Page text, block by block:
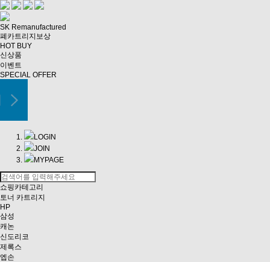
SK Remanufactured
폐카트리지보상
HOT BUY
신상품
이벤트
SPECIAL OFFER
LOGIN
JOIN
MYPAGE
쇼핑카테고리
토너 카트리지
HP
삼성
캐논
신도리코
제록스
엡손